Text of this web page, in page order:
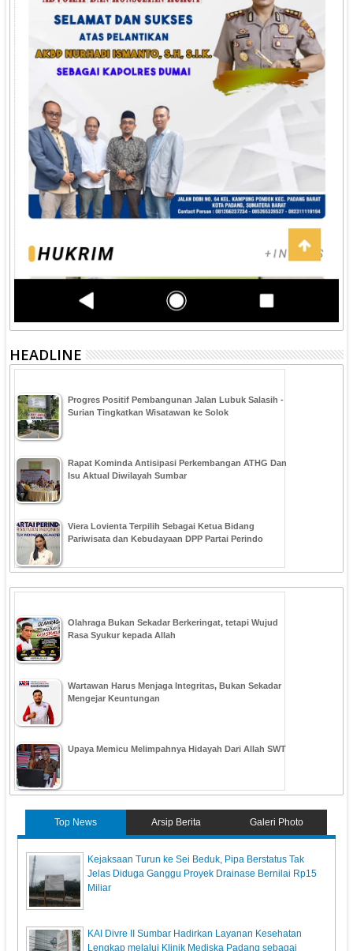
HEADLINE
Progres Positif Pembangunan Jalan Lubuk Salasih -
Surian Tingkatkan Wisatawan ke Solok
Rapat Kominda Antisipasi Perkembangan ATHG Dan
Isu Aktual Diwilayah Sumbar
Viera Lovienta Terpilih Sebagai Ketua Bidang
Pariwisata dan Kebudayaan DPP Partai Perindo
Olahraga Bukan Sekadar Berkeringat, tetapi Wujud
Rasa Syukur kepada Allah
Wartawan Harus Menjaga Integritas, Bukan Sekadar
Mengejar Keuntungan
Upaya Memicu Melimpahnya Hidayah Dari Allah SWT
Top News Arsip Berita Galeri Photo
Kejaksaan Turun ke Sei Beduk, Pipa Berstatus Tak
Jelas Diduga Ganggu Proyek Drainase Bernilai Rp15
Miliar
KAI Divre II Sumbar Hadirkan Layanan Kesehatan
Lengkap melalui Klinik Mediska Padang sebagai